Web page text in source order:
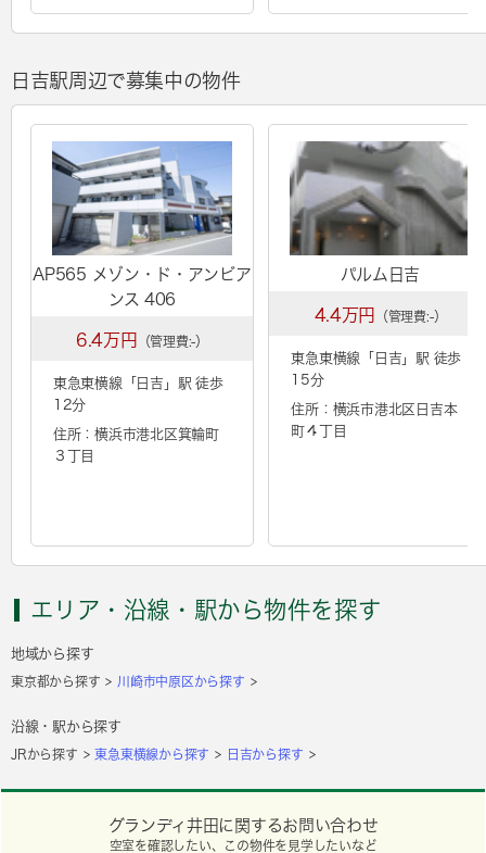
日吉駅周辺で募集中の物件
AP565 メゾン・ド・アンビア
ンス 406
6.4万円 （管理費:-）
東急東横線「 日吉 」駅 徒歩
12分
住所：横浜市港北区箕輪町
３丁目
パルム日吉
4.4万円 （管理費:-）
東急東横線「 日吉 」駅 徒歩
15分
住所：横浜市港北区日吉本
町４丁目
エリア・沿線・駅から物件を探す
地域から探す
東京都から探す 川崎市中原区から探す
沿線・駅から探す
JRから探す 東急東横線から探す 日吉から探す
グランディ井田に関するお問い合わせ
空室を確認したい、この物件を見学したいなど